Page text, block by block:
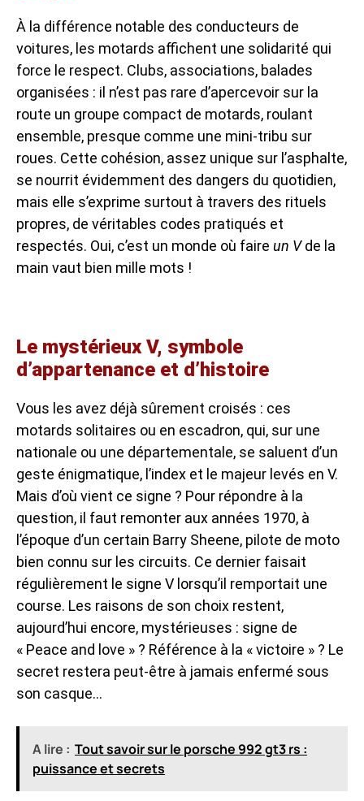
À la différence notable des conducteurs de
voitures, les motards affichent une solidarité qui
force le respect. Clubs, associations, balades
organisées : il n’est pas rare d’apercevoir sur la
route un groupe compact de motards, roulant
ensemble, presque comme une mini-tribu sur
roues. Cette cohésion, assez unique sur l’asphalte,
se nourrit évidemment des dangers du quotidien,
mais elle s’exprime surtout à travers des rituels
propres, de véritables codes pratiqués et
respectés. Oui, c’est un monde où faire un Vde la
main vaut bien mille mots !
Le mystérieux V, symbole
d’appartenance et d’histoire
Vous les avez déjà sûrement croisés : ces
motards solitaires ou en escadron, qui, sur une
nationale ou une départementale, se saluent d’un
geste énigmatique, l’index et le majeur levés en V.
Mais d’où vient ce signe ? Pour répondre à la
question, il faut remonter aux années 1970, à
l’époque d’un certain Barry Sheene, pilote de moto
bien connu sur les circuits. Ce dernier faisait
régulièrement le signe V lorsqu’il remportait une
course. Les raisons de son choix restent,
aujourd’hui encore, mystérieuses : signe de
« Peace and love » ? Référence à la « victoire » ? Le
secret restera peut-être à jamais enfermé sous
son casque…
A lire : Tout savoir sur le porsche 992 gt3 rs :
puissance et secrets